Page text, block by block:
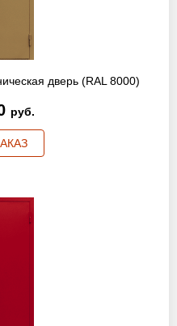
дверь (RAL 8000)
руб.